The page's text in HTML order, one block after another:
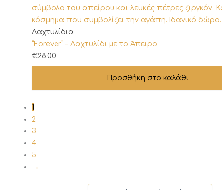
Δαχτυλίδια
“Forever” – Δαχτυλίδι με το Άπειρο
€28.00
Προσθήκη στο καλάθι
1
2
3
4
5
→